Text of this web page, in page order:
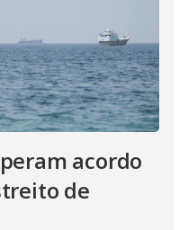
acordo
de